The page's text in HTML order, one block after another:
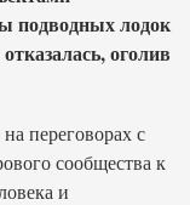
подводных лодок
оголив
переговорах с
сообщества к
и